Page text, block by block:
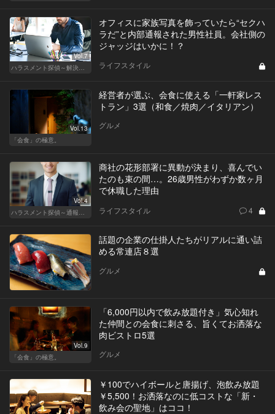
Vol.7
ハラスメント探偵～解決編～
オフィスに家族写真を飾っていたら“セクハ
ラだ”と内部通報された男性社員。会社側の
ジャッジはいかに！？
ライフスタイル
Vol.13
「会食」の極意。
経営者が選ぶ、会食に使える「一軒家レス
トラン」3選（和食／焼肉／イタリアン）
グルメ
Vol.4
ハラスメント探偵～通報編～
商社の花形部署に異動が決まり、喜んでい
たのも束の間…。26歳男性がわずか数ヶ月
で休職した理由
ライフスタイル 4
話題の企業の仕掛人たちがリアルに通い詰
める常連店８選
グルメ
Vol.9
「会食」の極意。
「6,000円以内で飲み放題付き」気心知れ
た仲間との会食に刺さる、旨くてお洒落な
肉ビストロ5選
グルメ
￥100でハイボールと唐揚げ、泡飲み放題
￥5,500！お洒落なのに低コストな「新・
飲み会の聖地」はココ！